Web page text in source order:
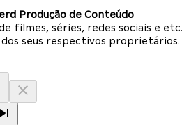
Produção de Conteúdo
filmes, séries, redes sociais e etc.
seus respectivos proprietários.